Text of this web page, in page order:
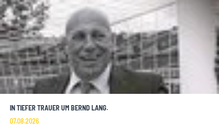
IN TIEFER TRAUER UM BERND LANG.
07.08.2026